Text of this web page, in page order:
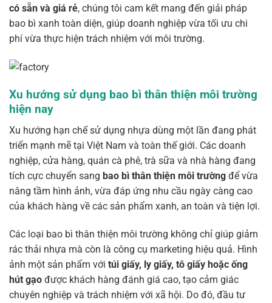
có sẵn và giá rẻ, chúng tôi cam kết mang đến giải pháp
bao bì xanh toàn diện, giúp doanh nghiệp vừa tối ưu chi
phí vừa thực hiện trách nhiệm với môi trường.
Xu hướng sử dụng bao bì thân thiện môi trường
hiện nay
Xu hướng hạn chế sử dụng nhựa dùng một lần đang phát
triển mạnh mẽ tại Việt Nam và toàn thế giới. Các doanh
nghiệp, cửa hàng, quán cà phê, trà sữa và nhà hàng đang
tích cực chuyển sang bao bì thân thiện môi trường để vừa
nâng tầm hình ảnh, vừa đáp ứng nhu cầu ngày càng cao
của khách hàng về các sản phẩm xanh, an toàn và tiện lợi.
Các loại bao bì thân thiện môi trường không chỉ giúp giảm
rác thải nhựa mà còn là công cụ marketing hiệu quả. Hình
ảnh một sản phẩm với túi giấy, ly giấy, tô giấy hoặc ống
hút gạo được khách hàng đánh giá cao, tạo cảm giác
chuyên nghiệp và trách nhiệm với xã hội. Do đó, đầu tư